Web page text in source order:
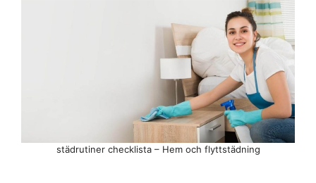
städrutiner checklista – Hem och flyttstädning